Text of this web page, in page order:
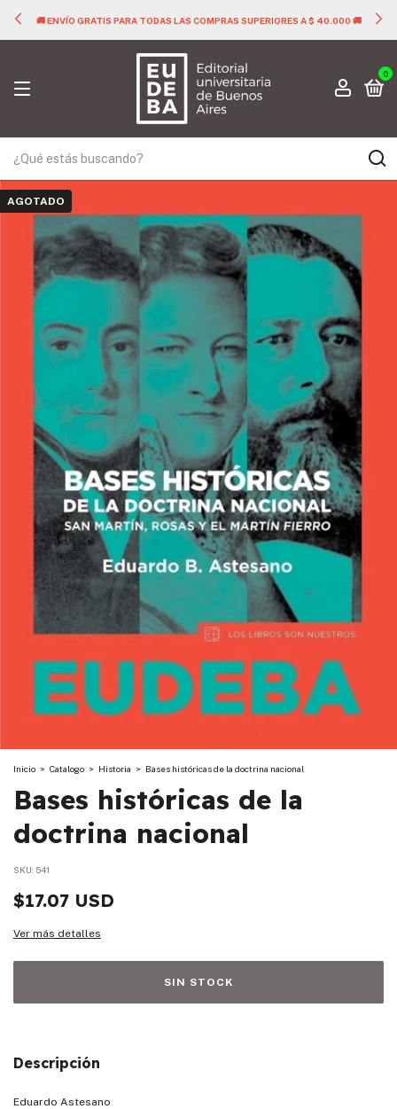
🚚 ENVÍO GRATIS PARA TODAS LAS COMPRAS SUPERIORES A $ 40.000 🚚
0
AGOTADO
Inicio > Catalogo > Historia > Bases históricas de la doctrina nacional
Bases históricas de la
doctrina nacional
SKU: 541
$17.07 USD
Ver más detalles
Descripción
Eduardo Astesano